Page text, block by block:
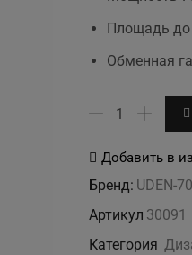
Площадь до
Обменная
Количество
"Джаз"
дизайн-
Добавить в
Бренд: UDEN-
Артикул 30091
Категория